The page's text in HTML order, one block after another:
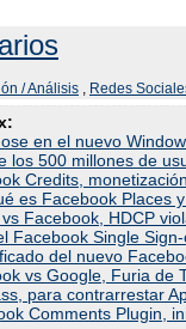
/ Análisis , Redes
en el nuevo
los 500 millones de
Credits,
es Facebook Places
Facebook, HDCP
Facebook Single
del nuevo
vs Google, Furia de
para contrarrestar
Comments Plugin,